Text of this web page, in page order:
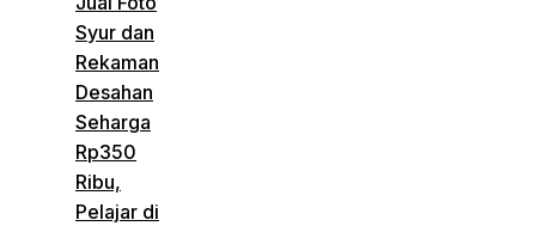
Syur dan
Rekaman
Desahan
Seharga
Rp350
Ribu,
Pelajar di